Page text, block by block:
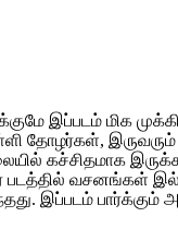
இப்படம் மிக
பள்ளி தோழர்கள்,
கச்சிதமாக
படத்தில் வசனங்கள்
இப்படம்